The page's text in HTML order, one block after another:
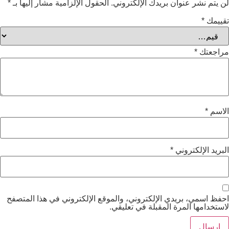
بريدك الإلكتروني. الحقول الإلزامية مشار إليها بـ*
*
الإلكتروني، والموقع الإلكتروني في هذا المتصفح
المقبلة في تعليقي.